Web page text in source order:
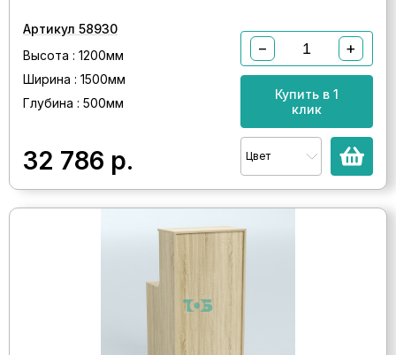
Артикул 58930
Высота : 1200мм
Ширина : 1500мм
Глубина : 500мм
32 786 р.
− +
Купить в 1
клик
Цвет